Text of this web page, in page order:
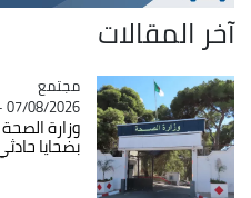
آخر المقالات
Catégorie
مجتمع
07/08/2026 - 12:51
وزارة الصحة
بضحايا